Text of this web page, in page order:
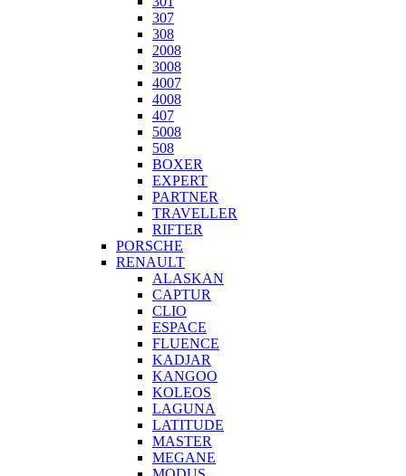
307
308
2008
3008
4007
4008
407
5008
508
BOXER
EXPERT
PARTNER
TRAVELLER
RIFTER
PORSCHE
RENAULT
ALASKAN
CAPTUR
CLIO
ESPACE
FLUENCE
KADJAR
KANGOO
KOLEOS
LAGUNA
LATITUDE
MASTER
MEGANE